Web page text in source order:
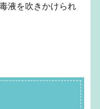
液を吹きかけられ